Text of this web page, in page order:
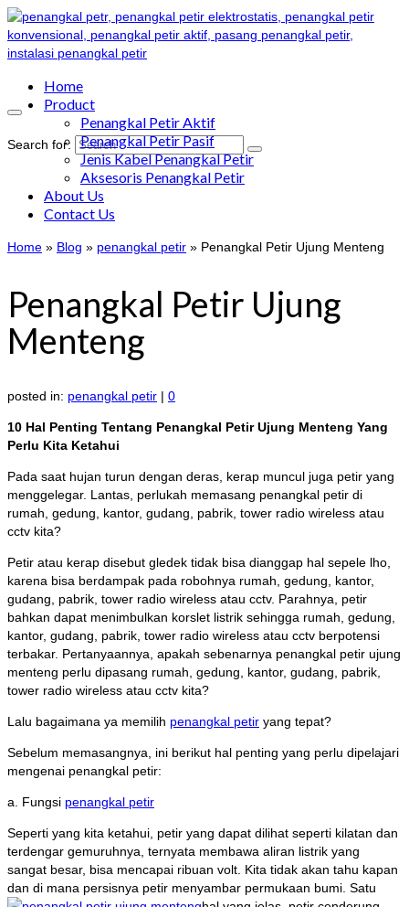
Search for:
Home
Product
Penangkal Petir Aktif
Penangkal Petir Pasif
Jenis Kabel Penangkal Petir
Aksesoris Penangkal Petir
About Us
Contact Us
Home » Blog » penangkal petir » Penangkal Petir Ujung Menteng
Penangkal Petir Ujung
Menteng
posted in: penangkal petir | 0
10 Hal Penting Tentang Penangkal Petir Ujung Menteng Yang
Perlu Kita Ketahui
Pada saat hujan turun dengan deras, kerap muncul juga petir yang
menggelegar. Lantas, perlukah memasang penangkal petir di
rumah, gedung, kantor, gudang, pabrik, tower radio wireless atau
cctv kita?
Petir atau kerap disebut gledek tidak bisa dianggap hal sepele lho,
karena bisa berdampak pada robohnya rumah, gedung, kantor,
gudang, pabrik, tower radio wireless atau cctv. Parahnya, petir
bahkan dapat menimbulkan korslet listrik sehingga rumah, gedung,
kantor, gudang, pabrik, tower radio wireless atau cctv berpotensi
terbakar. Pertanyaannya, apakah sebenarnya penangkal petir ujung
menteng perlu dipasang rumah, gedung, kantor, gudang, pabrik,
tower radio wireless atau cctv kita?
Lalu bagaimana ya memilih penangkal petir yang tepat?
Sebelum memasangnya, ini berikut hal penting yang perlu dipelajari
mengenai penangkal petir:
a. Fungsi penangkal petir
Seperti yang kita ketahui, petir yang dapat dilihat seperti kilatan dan
terdengar gemuruhnya, ternyata membawa aliran listrik yang
sangat besar, bisa mencapai ribuan volt. Kita tidak akan tahu kapan
dan di mana persisnya petir menyambar permukaan bumi. Satu